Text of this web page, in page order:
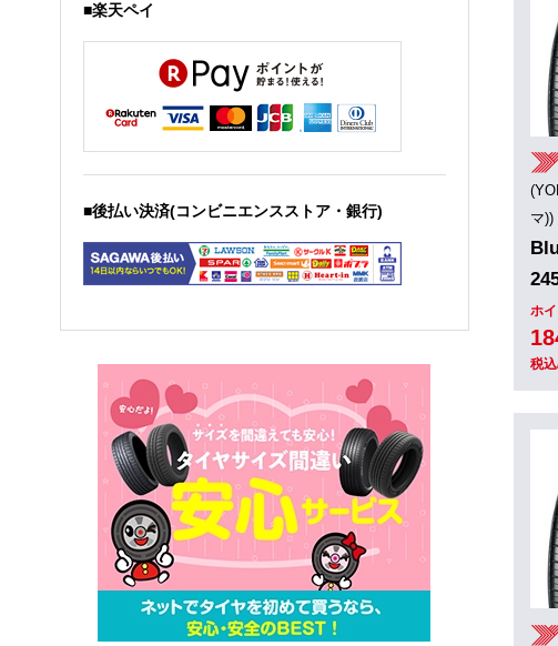
■楽天ペイ
■後払い決済(コンビニエンスストア・銀行)
マ))
ホ
税